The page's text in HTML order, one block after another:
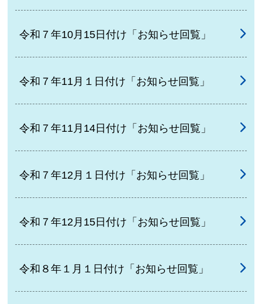
令和７年10月15日付け「お知らせ回覧」
令和７年11月１日付け「お知らせ回覧」
令和７年11月14日付け「お知らせ回覧」
令和７年12月１日付け「お知らせ回覧」
令和７年12月15日付け「お知らせ回覧」
令和８年１月１日付け「お知らせ回覧」